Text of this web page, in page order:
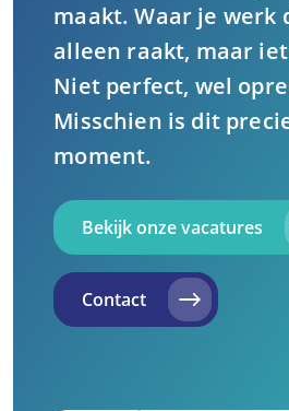
maakt. Waar je werk
alleen raakt, maar
Niet perfect, wel
Misschien is dit
moment.
Bekijk onze vacatures
Contact